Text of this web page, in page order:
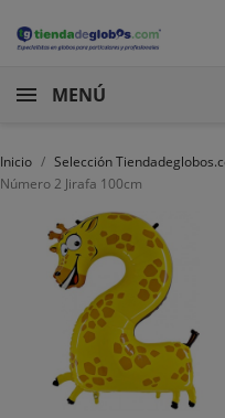
MENÚ
Inicio Selección
Número 2 Jirafa 100cm